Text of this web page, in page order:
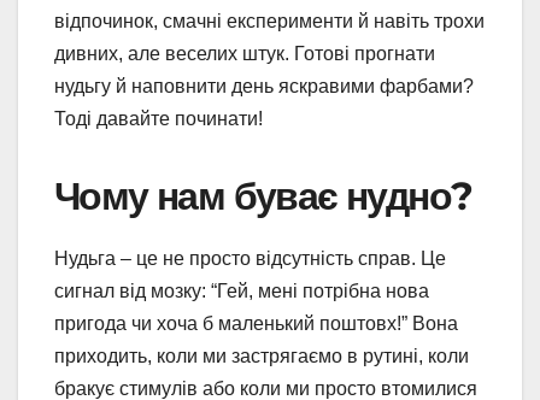
відпочинок, смачні експерименти й навіть трохи
дивних, але веселих штук. Готові прогнати
нудьгу й наповнити день яскравими фарбами?
Тоді давайте починати!
Чому нам буває нудно?
Нудьга – це не просто відсутність справ. Це
сигнал від мозку: “Гей, мені потрібна нова
пригода чи хоча б маленький поштовх!” Вона
приходить, коли ми застрягаємо в рутині, коли
бракує стимулів або коли ми просто втомилися